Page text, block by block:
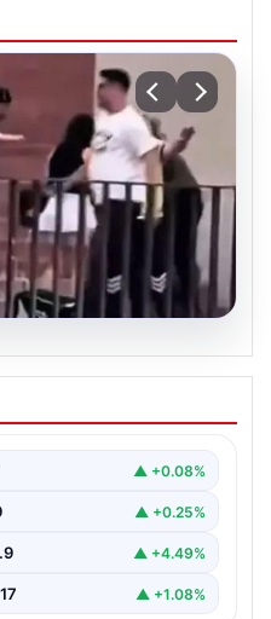
O kişi için
▲ +0.08%
▲ +0.25%
▲ +4.49%
▲ +1.08%